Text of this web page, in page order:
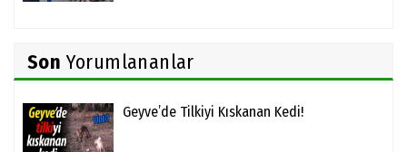
Son Yorumlananlar
Geyve’de Tilkiyi Kıskanan Kedi!